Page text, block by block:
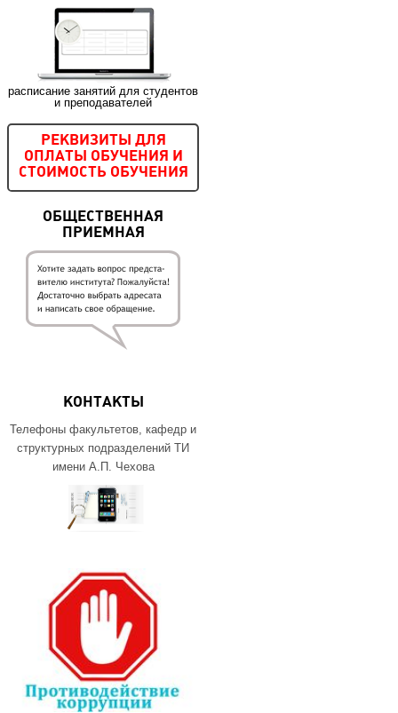
расписание занятий для студентов
и преподавателей
РЕКВИЗИТЫ ДЛЯ
ОПЛАТЫ ОБУЧЕНИЯ И
СТОИМОСТЬ ОБУЧЕНИЯ
ОБЩЕСТВЕННАЯ
ПРИЕМНАЯ
КОНТАКТЫ
Телефоны факультетов, кафедр и
структурных подразделений ТИ
имени А.П. Чехова